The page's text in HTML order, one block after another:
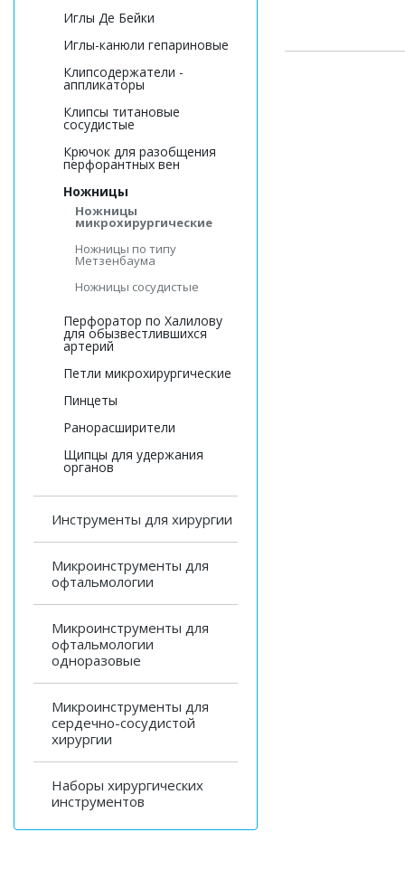
Иглы Де Бейки
Иглы-канюли гепариновые
Клипсодержатели -
аппликаторы
Клипсы титановые
сосудистые
Крючок для разобщения
перфорантных вен
Ножницы
Ножницы
микрохирургические
Ножницы по типу
Метзенбаума
Ножницы сосудистые
Перфоратор по Халилову
для обызвестлившихся
артерий
Петли микрохирургические
Пинцеты
Ранорасширители
Щипцы для удержания
органов
Инструменты для хирургии
Микроинструменты для
офтальмологии
Микроинструменты для
офтальмологии
одноразовые
Микроинструменты для
сердечно-сосудистой
хирургии
Наборы хирургических
инструментов